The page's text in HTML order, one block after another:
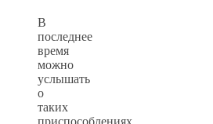
В
последнее
время
можно
услышать
о
таких
приспособлениях